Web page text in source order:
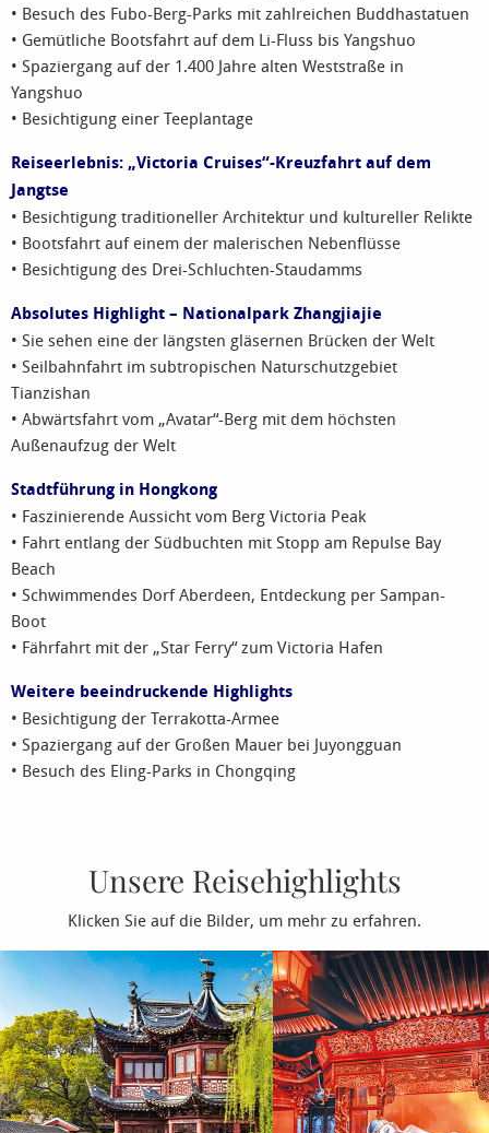
• Besuch des Fubo-Berg-Parks mit zahlreichen Buddhastatuen
• Gemütliche Bootsfahrt auf dem Li-Fluss bis Yangshuo
• Spaziergang auf der 1.400 Jahre alten Weststraße in
Yangshuo
• Besichtigung einer Teeplantage
Reiseerlebnis: „Victoria Cruises“-Kreuzfahrt auf dem
Jangtse
• Besichtigung traditioneller Architektur und kultureller Relikte
• Bootsfahrt auf einem der malerischen Nebenflüsse
• Besichtigung des Drei-Schluchten-Staudamms
Absolutes Highlight – Nationalpark Zhangjiajie
• Sie sehen eine der längsten gläsernen Brücken der Welt
• Seilbahnfahrt im subtropischen Naturschutzgebiet
Tianzishan
• Abwärtsfahrt vom „Avatar“-Berg mit dem höchsten
Außenaufzug der Welt
Stadtführung in Hongkong
• Faszinierende Aussicht vom Berg Victoria Peak
• Fahrt entlang der Südbuchten mit Stopp am Repulse Bay
Beach
• Schwimmendes Dorf Aberdeen, Entdeckung per Sampan-
Boot
• Fährfahrt mit der „Star Ferry“ zum Victoria Hafen
Weitere beeindruckende Highlights
• Besichtigung der Terrakotta-Armee
• Spaziergang auf der Großen Mauer bei Juyongguan
• Besuch des Eling-Parks in Chongqing
Unsere Reisehighlights
Klicken Sie auf die Bilder, um mehr zu erfahren.